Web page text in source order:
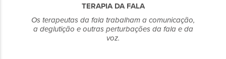
TERAPIA DA FALA
Os terapeutas da fala trabalham a comunicação,
a deglutição e outras perturbações da fala e da
voz.